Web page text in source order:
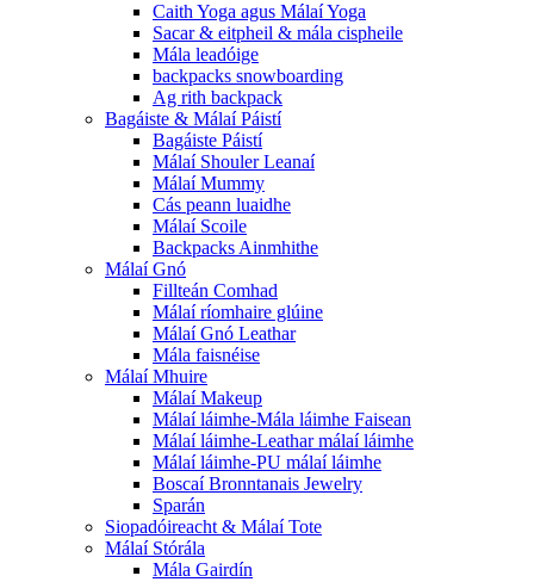
Caith Yoga agus Málaí Yoga
Sacar & eitpheil & mála cispheile
Mála leadóige
backpacks snowboarding
Ag rith backpack
Bagáiste & Málaí Páistí
Bagáiste Páistí
Málaí Shouler Leanaí
Málaí Mummy
Cás peann luaidhe
Málaí Scoile
Backpacks Ainmhithe
Málaí Gnó
Fillteán Comhad
Málaí ríomhaire glúine
Málaí Gnó Leathar
Mála faisnéise
Málaí Mhuire
Málaí Makeup
Málaí láimhe-Mála láimhe Faisean
Málaí láimhe-Leathar málaí láimhe
Málaí láimhe-PU málaí láimhe
Boscaí Bronntanais Jewelry
Sparán
Siopadóireacht & Málaí Tote
Málaí Stórála
Mála Gairdín